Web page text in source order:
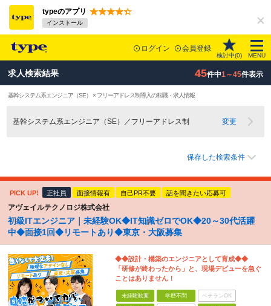
typeのアプリ
インストール
ログイン 会員登録
検討中(0) MENU
求人検索結果 45件中1～45件表示
基幹システム系エンジニア（SE） × フリーアドレス制導入の転職・求人情報
基幹システム系エンジニア（SE）／フリーアドレス制 変更
保存した検索条件
PICK UP! 正社員 面接情報有 自己PR不要 話を聞きたい応募可
アヴェイルテクノロジ株式会社
初級ITエンジニア｜未経験OK◆IT知識ゼロでOK◆20～30代活躍
中◆面接1回◆リモートあり◆東京・大阪募集
◆◆設計・構築のエンジニアとして育成◆◆
「研修が終わったから」と、現場デビューを急ぐ
ことはありません！
未経験歓迎 学歴不問 ベテランOK